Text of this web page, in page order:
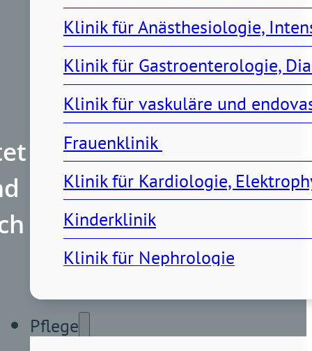
Klinik für Anästhesiologie,
Klinik für Gastroenterologie,
Klinik für vaskuläre und
Frauenklinik
Klinik für Kardiologie,
Kinderklinik
Klinik für Nephrologie
Klinik für Notfall- und
Klinik für Orthopädie, Unfall-
Pflege